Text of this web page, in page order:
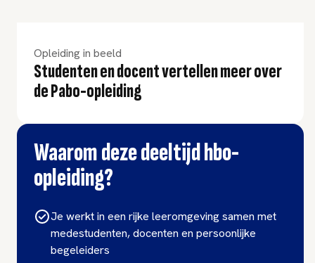
Opleiding in beeld
Studenten en docent vertellen meer over
de Pabo-opleiding
Waarom deze deeltijd hbo-
opleiding?
Je werkt in een rijke leeromgeving samen met
medestudenten, docenten en persoonlijke
begeleiders